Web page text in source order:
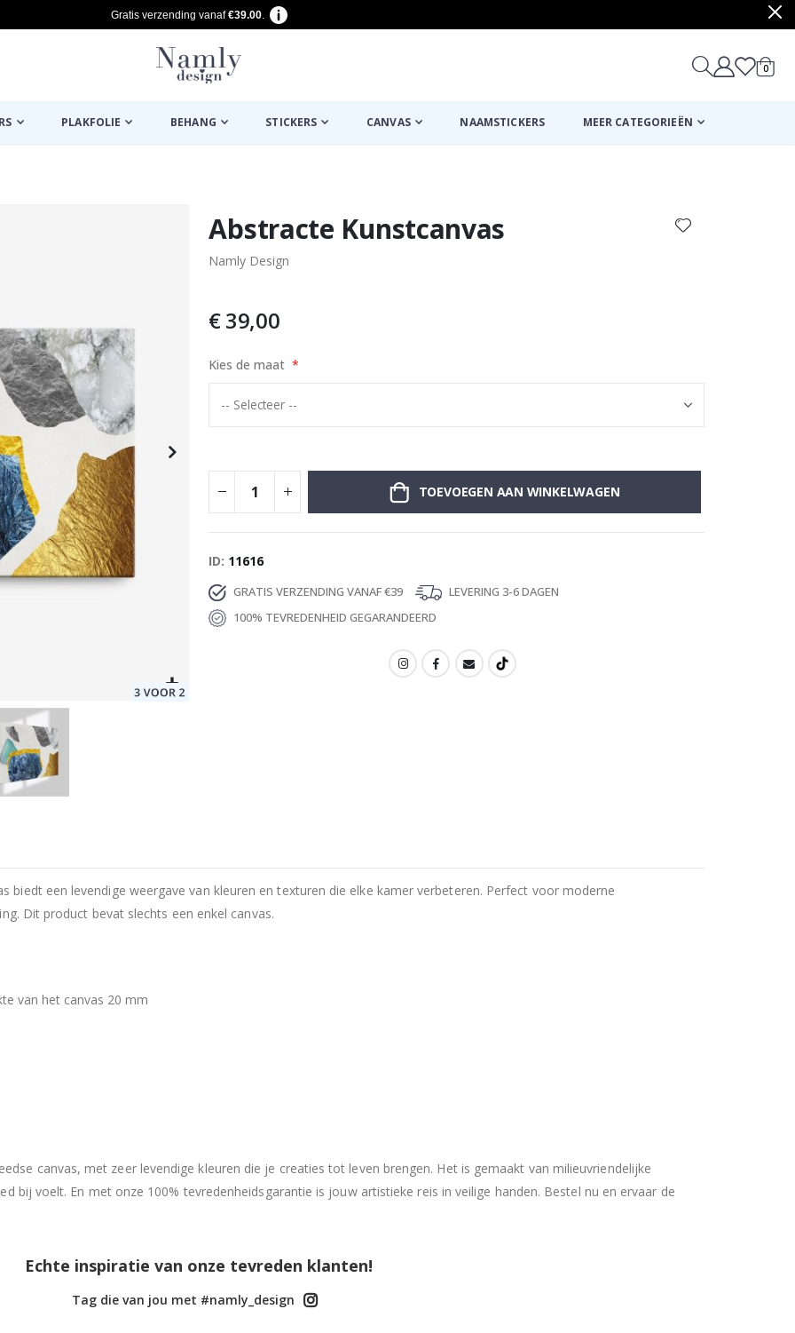
Gratis verzending vanaf€39.00.
0
PLAKFOLIE BEHANG STICKERS CANVAS NAAMSTICKERS MEER CATEGORIEËN
Abstracte Kunstcanvas
Namly Design
€ 39,00
Kies de maat
TOEVOEGEN AAN WINKELWAGEN
ID 11616
GRATIS VERZENDING VANAF €39
LEVERING 3-6 DAGEN
100% TEVREDENHEID GEGARANDEERD
biedt een levendige weergave van kleuren en texturen die elke kamer verbeteren. Perfect voor moderne
Dit product bevat slechts een enkel canvas.
van het canvas 20 mm
canvas, met zeer levendige kleuren die je creaties tot leven brengen. Het is gemaakt van milieuvriendelijke
bij voelt. En met onze 100% tevredenheidsgarantie is jouw artistieke reis in veilige handen. Bestel nu en ervaar de
Echte inspiratie van onze tevreden klanten!
Tag die van jou met #namly_design